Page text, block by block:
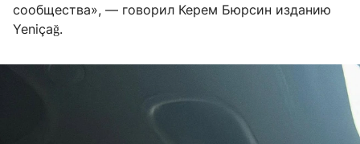
сообщества», — говорил Керем Бюрсин изданию
Yeniçağ.